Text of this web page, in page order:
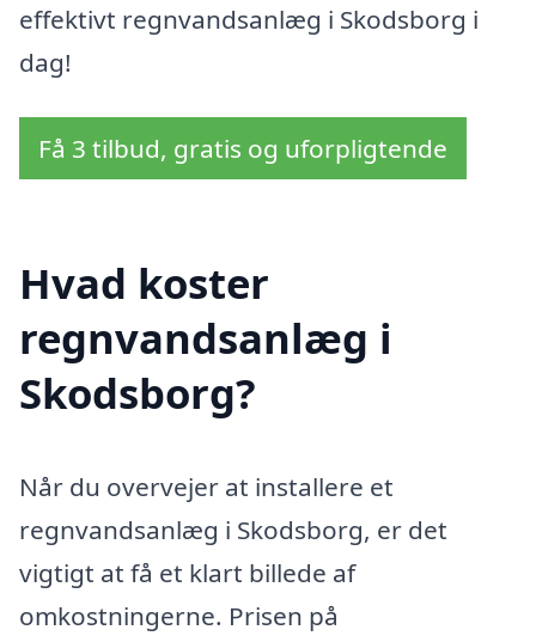
effektivt regnvandsanlæg i Skodsborg i
dag!
Få 3 tilbud, gratis og uforpligtende
Hvad koster
regnvandsanlæg i
Skodsborg?
Når du overvejer at installere et
regnvandsanlæg i Skodsborg, er det
vigtigt at få et klart billede af
omkostningerne. Prisen på